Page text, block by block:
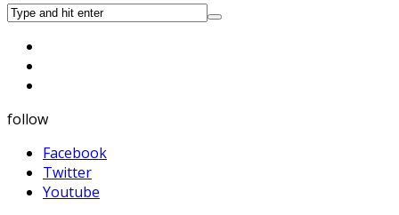
follow
Facebook
Twitter
Youtube